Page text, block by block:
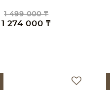
1 499 000 ₸
1 274 000 ₸